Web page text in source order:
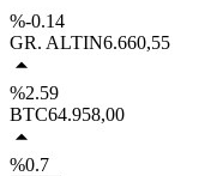
%-0.14
GR. ALTIN6.660,55
%2.59
BTC64.958,00
%0.7